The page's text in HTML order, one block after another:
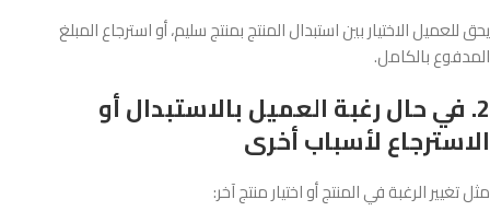
يحق للعميل الاختيار بين استبدال المنتج بمنتج سليم، أو استرجاع المبلغ
المدفوع بالكامل.
2. في حال رغبة العميل بالاستبدال أو
الاسترجاع لأسباب أخرى
مثل تغيير الرغبة في المنتج أو اختيار منتج آخر: